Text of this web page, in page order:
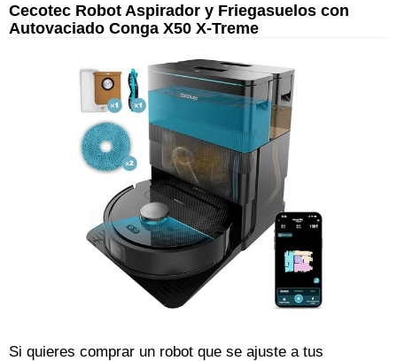
Cecotec Robot Aspirador y Friegasuelos con
Autovaciado Conga X50 X-Treme
Si quieres comprar un robot que se ajuste a tus